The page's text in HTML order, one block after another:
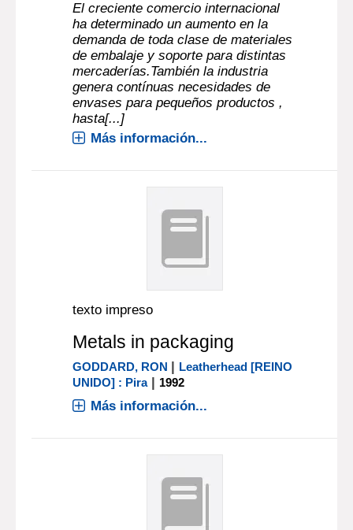
El creciente comercio internacional
ha determinado un aumento en la
demanda de toda clase de materiales
de embalaje y soporte para distintas
mercaderías.También la industria
genera contínuas necesidades de
envases para pequeños productos ,
hasta[...]
Más información...
texto impreso
Metals in packaging
GODDARD, RON | Leatherhead [REINO
UNIDO] : Pira| 1992
Más información...